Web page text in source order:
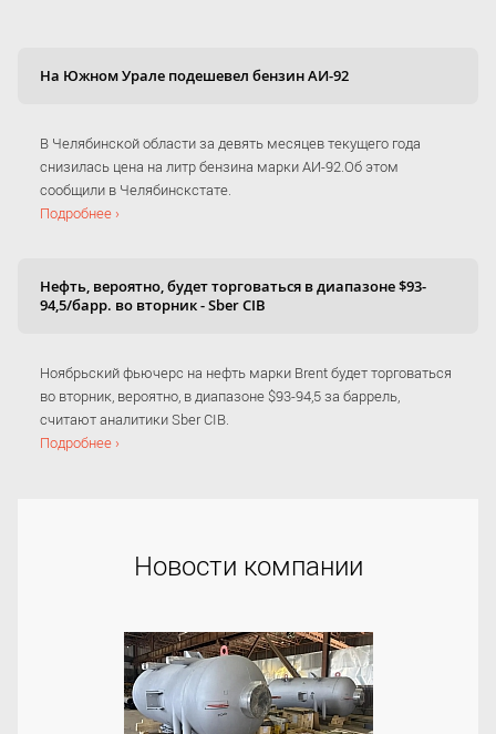
На Южном Урале подешевел бензин АИ-92
В Челябинской области за девять месяцев текущего года
снизилась цена на литр бензина марки АИ-92.Об этом
сообщили в Челябинскстате.
Подробнее ›
Нефть, вероятно, будет торговаться в диапазоне $93-
94,5/барр. во вторник - Sber CIB
Ноябрьский фьючерс на нефть марки Brent будет торговаться
во вторник, вероятно, в диапазоне $93-94,5 за баррель,
считают аналитики Sber CIB.
Подробнее ›
Новости компании